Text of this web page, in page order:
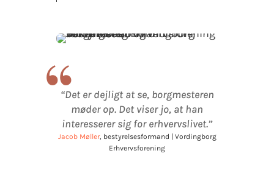
““Det er dejligt at se, borgmesteren
møder op. Det viser jo, at han
interesserer sig for erhvervslivet.”
Jacob Møller, bestyrelsesformand | Vordingborg
Erhvervsforening